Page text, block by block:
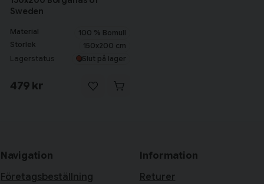
Sweden
Material
100 % Bomull
Storlek
150x200 cm
Lagerstatus Slut på lager
479 kr
Navigation
Företagsbeställning
Information
Returer